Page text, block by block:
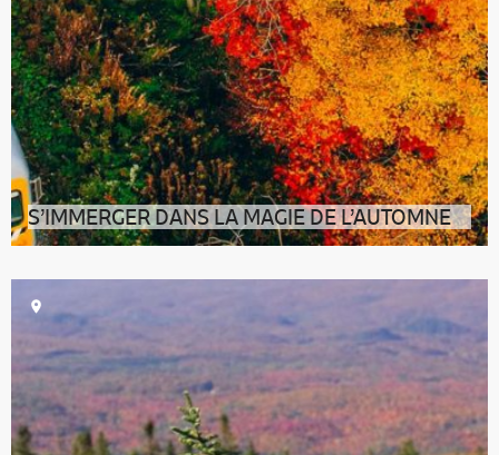
S’IMMERGER DANS LA MAGIE DE L’AUTOMNE
De début septembre à fin novembre, il est un endroit